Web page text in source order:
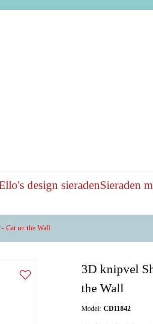
design sieradenSieraden
Cat on the Wall
3D knipvel
the Wall
Model:CD11842